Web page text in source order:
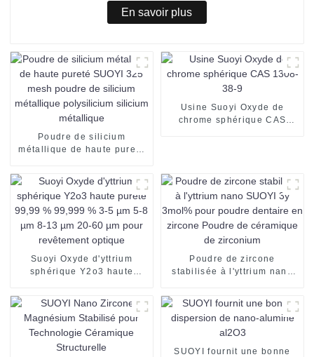
En savoir plus
Poudre de silicium
métallique de haute pureté
polysilicium silicium
métallique
Usine Suoyi Oxyde de
chrome sphérique CAS
Suoyi Oxyde d'yttrium
sphérique Y2o3 haute
5 µm 5-8 µm 8-13 µm 20-60
µm pour revêtement optique
Poudre de zircone
stabilisée à l'yttrium nano
poudre dentaire en zircone
Poudre de céramique de
zirconium
SUOYI fournit une bonne